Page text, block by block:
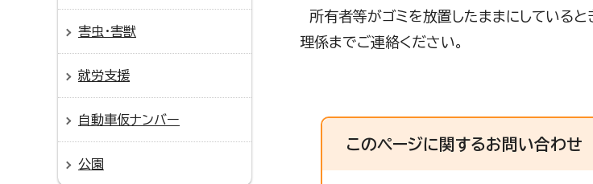
所有者等がゴミを放置したままにしている
理係までご連絡ください。
このページに関するお問い合わせ
害虫・害獣
就労支援
自動車仮ナンバー
公園